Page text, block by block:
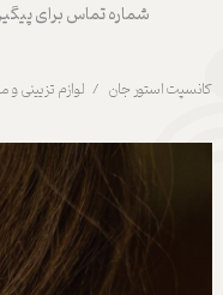
شماره تماس برای پیگیری
کانسپت استور جان لوازم تزیینی و